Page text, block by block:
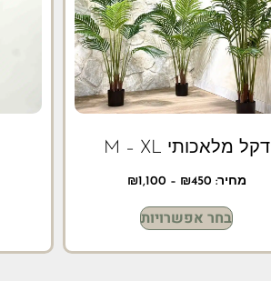
דקל מלאכותי M – XL
מחיר: ₪450
–
₪1,100
בחר אפשרויות